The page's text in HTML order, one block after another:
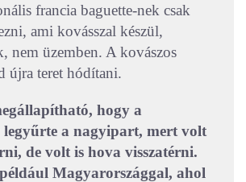
francia baguette-nek csak
ami kovásszal készül,
nem üzemben. A kovászos
újra teret hódítani.
hogy a
a nagyipart, mert volt
de volt is hova visszatérni.
Magyarországgal, ahol